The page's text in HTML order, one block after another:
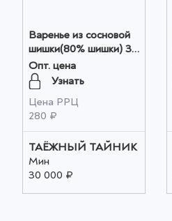
Варенье из сосновой
шишки(80% шишки) 30
гр оптом
Опт. цена
Узнать
Цена РРЦ
280 ₽
ТАЁЖНЫЙ ТАЙНИК
Мин
30 000 ₽